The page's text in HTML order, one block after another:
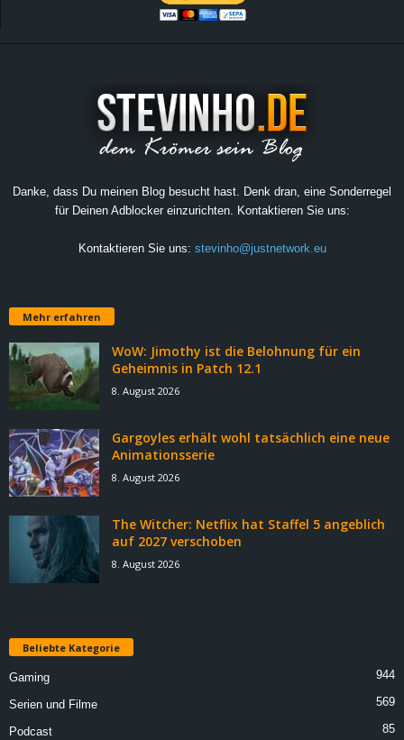
Danke, dass Du meinen Blog besucht hast. Denk dran, eine Sonderregel
für Deinen Adblocker einzurichten. Kontaktieren Sie uns:
Kontaktieren Sie uns: stevinho@justnetwork.eu
Mehr erfahren
WoW: Jimothy ist die Belohnung für ein
Geheimnis in Patch 12.1
8. August 2026
Gargoyles erhält wohl tatsächlich eine neue
Animationsserie
8. August 2026
The Witcher: Netflix hat Staffel 5 angeblich
auf 2027 verschoben
8. August 2026
Beliebte Kategorie
Gaming 944
Serien und Filme 569
Podcast 85